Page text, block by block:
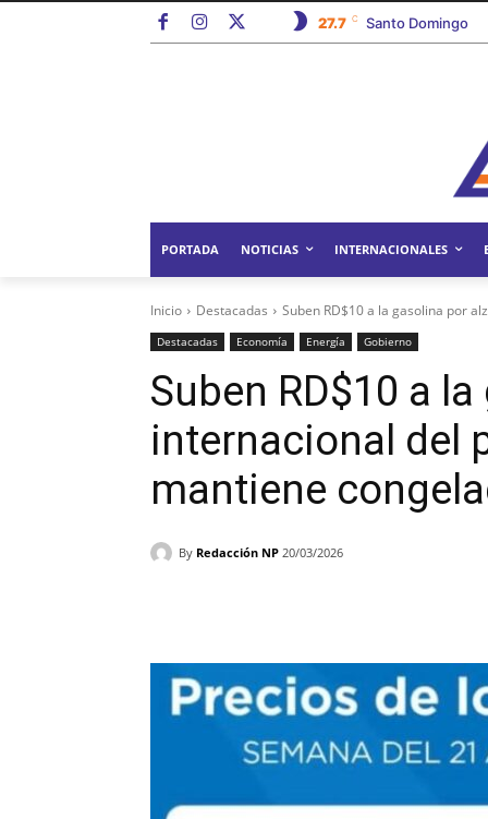
27.7 C Santo Domingo
PORTADA NOTICIAS INTERNACIONALES
Inicio Destacadas Suben RD$10 a la gasolina por
Destacadas Economía Energía Gobierno
Suben RD$10 a
internacional del
mantiene
By Redacción NP 20/03/2026